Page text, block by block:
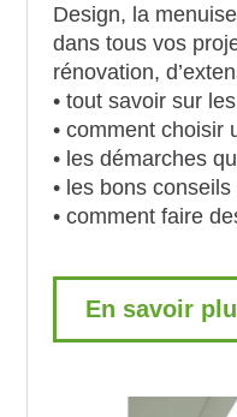
Design, la
dans tous vos
rénovation,
• tout savoir sur
• comment choisir
• les démarches
• les bons conseils
• comment faire
En savoir